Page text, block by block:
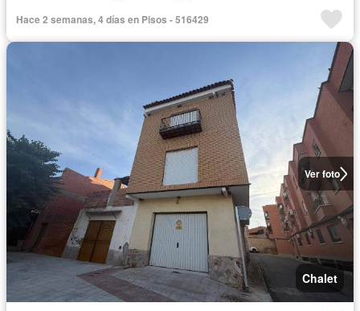
Hace 2 semanas, 4 días en Pisos - 516429
Ver foto
Chalet